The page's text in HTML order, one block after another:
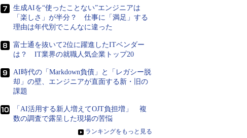
生成AIを“使ったことない”エンジニアは
「楽しさ」が半分？ 仕事に「満足」する
理由は年代別でこんなに違った
富士通を抜いて2位に躍進したITベンダー
は？ IT業界の就職人気企業トップ20
AI時代の「Markdown負債」と「レガシー脱
却」の壁、エンジニアが直面する新・旧の
課題
「AI活用する新人増えてOJT負担増」 複
数の調査で露呈した現場の苦悩
» ランキングをもっと見る